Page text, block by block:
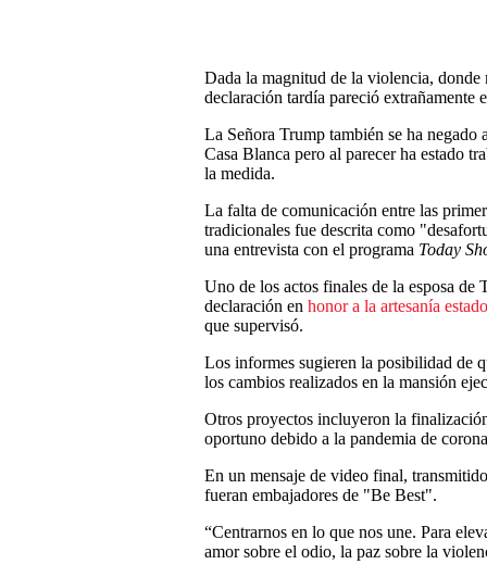
Dada la magnitud de la violencia,
declaración tardía pareció extrañamente
La Señora Trump también se ha negado
Casa Blanca pero al parecer ha estado
la medida.
La falta de comunicación entre las
tradicionales fue descrita como
una entrevista con el programa Today
Uno de los actos finales de la esposa
declaración en honor a la artesanía
que supervisó.
Los informes sugieren la posibilidad de
los cambios realizados en la mansión
Otros proyectos incluyeron la
oportuno debido a la pandemia de
En un mensaje de video final,
fueran embajadores de "Be Best".
“Centrarnos en lo que nos une. Para
amor sobre el odio, la paz sobre la